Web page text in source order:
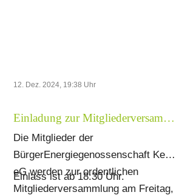
12. Dez. 2024, 19:38 Uhr
Einladung zur Mitgliederversammlung 2024
Die Mitglieder der
BürgerEnergiegenossenschaft Kehl
eG werden zur ordentlichen
Mitgliederversammlung am Freitag,
Einlass ist ab 18:30 Uhr.